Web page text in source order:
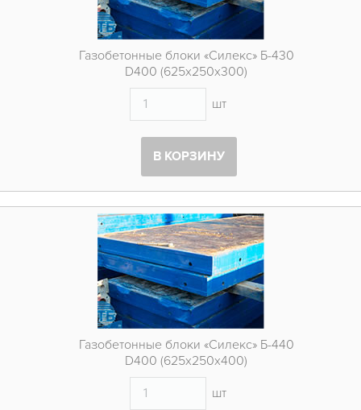
Газобетонные блоки «Силекс» Б-430
D400 (625х250х300)
шт
В КОРЗИНУ
Газобетонные блоки «Силекс» Б-440
D400 (625х250х400)
шт